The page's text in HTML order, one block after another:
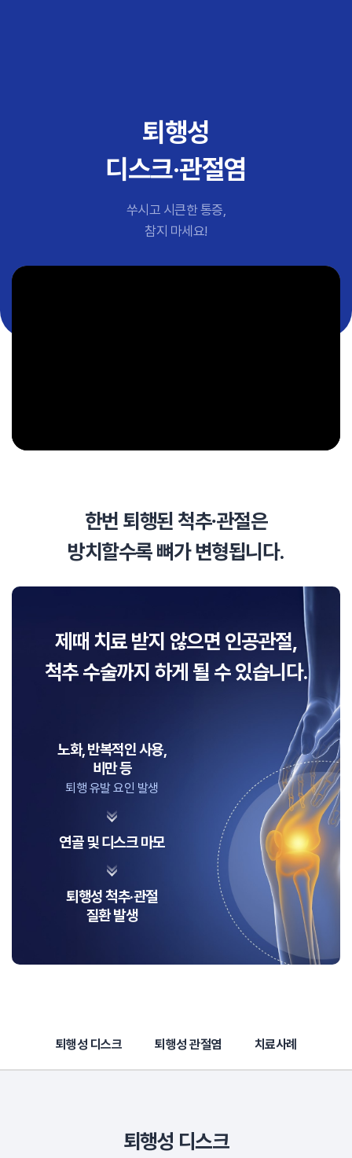
#교통사고후유증 #허리디스크
퇴행성
디스크·관절염
쑤시고 시큰한 통증,
참지 마세요!
한번 퇴행된 척추∙관절은
방치할수록 뼈가 변형됩니다.
제때 치료 받지 않으면 인공관절,
척추 수술까지 하게 될 수 있습니다.
노화, 반복적인 사용,
비만 등
퇴행 유발 요인 발생
연골 및 디스크 마모
퇴행성 척추·관절
질환 발생
퇴행성 디스크 퇴행성 관절염 치료사례
퇴행성 디스크